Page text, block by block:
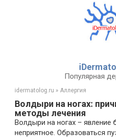
Популярная
idermatolog.ru » Аллергия
Волдыри на ногах:
методы лечения
Волдыри на ногах – явление
неприятное. Образоваться